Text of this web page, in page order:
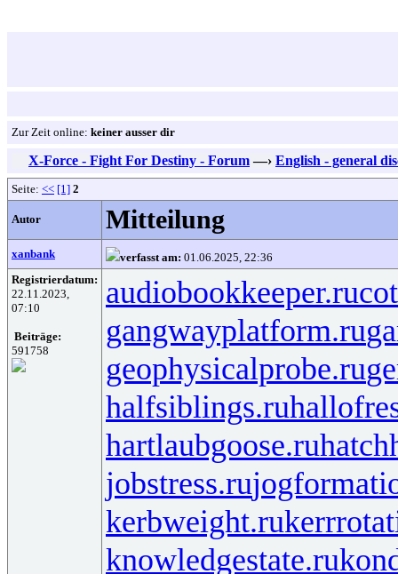
Zur Zeit online: keiner ausser dir
X-Force - Fight For Destiny - Forum —› English - general
Seite: << [1] 2
Autor Mitteilung
xanbank verfasst am: 01.06.2025, 22:36
Registrierdatum:
22.11.2023,
07:10
Beiträge:
591758
audiobookkeeper.ru
gangwayplatform.ru
geophysicalprobe.ru
halfsiblings.ru
hartlaubgoose.ru
jobstress.ru
kerbweight.ru
knowledgestate.ru